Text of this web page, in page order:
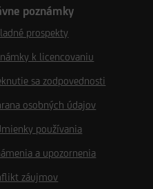
poznámky
prospekty
k licencovaniu
sa zodpovednosti
osobných údajov
používania
a upozornenia
záujmov